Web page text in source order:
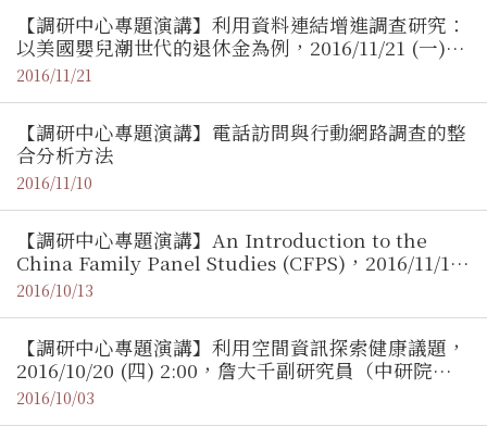
【調研中心專題演講】利用資料連結增進調查研究：
以美國嬰兒潮世代的退休金為例，2016/11/21 (一)
2:00，方祈鈞（密西根大學社會研究所助研究員）
2016/11/21
【調研中心專題演講】電話訪問與行動網路調查的整
合分析方法
2016/11/10
【調研中心專題演講】An Introduction to the
China Family Panel Studies (CFPS)，2016/11/1
(二) 3:30，謝宇 院士（中央研究院院士）
2016/10/13
【調研中心專題演講】利用空間資訊探索健康議題，
2016/10/20 (四) 2:00，詹大千副研究員（中研院人
社中心）
2016/10/03